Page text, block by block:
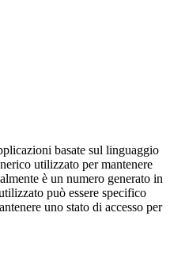
basate sul linguaggio
utilizzato per mantenere
è un numero generato in
può essere specifico
uno stato di accesso per